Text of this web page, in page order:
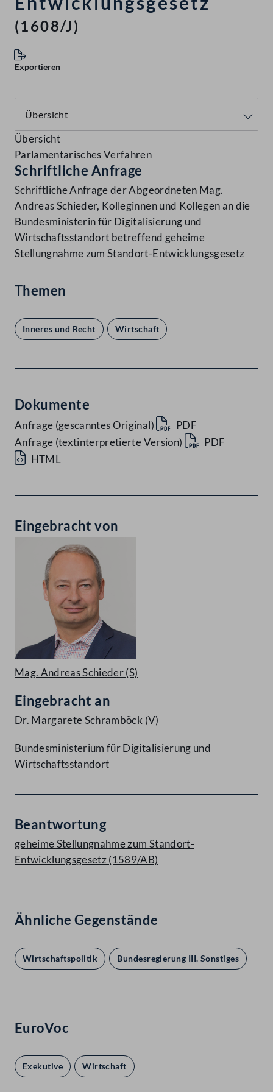
(1608/J)
Exportieren
Übersicht
Parlamentarisches Verfahren
Schriftliche Anfrage
Schriftliche Anfrage der Abgeordneten Mag.
Andreas Schieder, Kolleginnen und Kollegen an die
Bundesministerin für Digitalisierung und
Wirtschaftsstandort betreffend geheime
Stellungnahme zum Standort-Entwicklungsgesetz
Themen
Inneres und Recht Wirtschaft
Dokumente
Anfrage (gescanntes Original)
PDF
Anfrage (textinterpretierte Version)
PDF
HTML
Eingebracht von
Mag. Andreas Schieder(S)
Eingebracht an
Dr. Margarete Schramböck (V)
Bundesministerium für Digitalisierung und
Wirtschaftsstandort
Beantwortung
geheime Stellungnahme zum Standort-
Entwicklungsgesetz (1589/AB)
Ähnliche Gegenstände
Wirtschaftspolitik Bundesregierung III. Sonstiges
EuroVoc
Exekutive Wirtschaft